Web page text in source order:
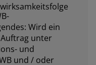
Wird ein
unter
und
und / oder